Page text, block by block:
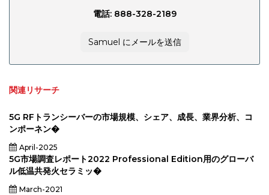
電話: 888-328-2189
Samuel にメールを送信
関連リサーチ
5G RFトランシーバーの市場規模、シェア、成長、業界分析、コ
ンポーネン�
April-2025
5G市場調査レポート2022 Professional Edition用のグローバ
ル低温共発火セラミッ�
March-2021